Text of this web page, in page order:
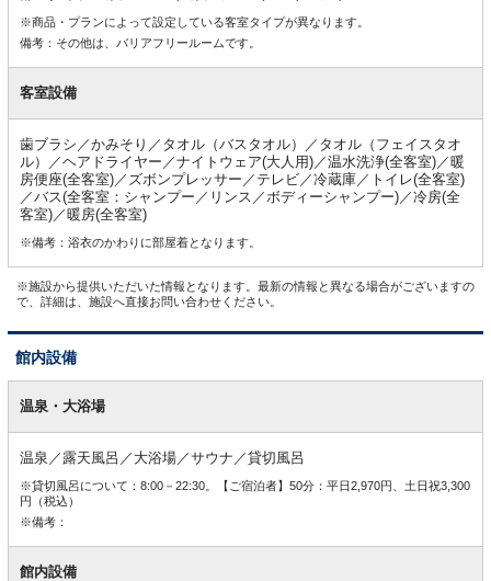
※商品・プランによって設定している客室タイプが異なります。
備考：その他は、バリアフリールームです。
客室設備
歯ブラシ／かみそり／タオル（バスタオル）／タオル（フェイスタオ
ル）／ヘアドライヤー／ナイトウェア(大人用)／温水洗浄(全客室)／暖
房便座(全客室)／ズボンプレッサー／テレビ／冷蔵庫／トイレ(全客室)
／バス(全客室：シャンプー／リンス／ボディーシャンプー)／冷房(全
客室)／暖房(全客室)
※備考：浴衣のかわりに部屋着となります。
※施設から提供いただいた情報となります。最新の情報と異なる場合がございますの
で、詳細は、施設へ直接お問い合わせください。
館内設備
内温泉・大浴場
温泉／露天風呂／大浴場／サウナ／貸切風呂
※貸切風呂について：8:00－22:30。【ご宿泊者】50分：平日2,970円、土日祝3,300
円（税込）
※備考：
館内設備